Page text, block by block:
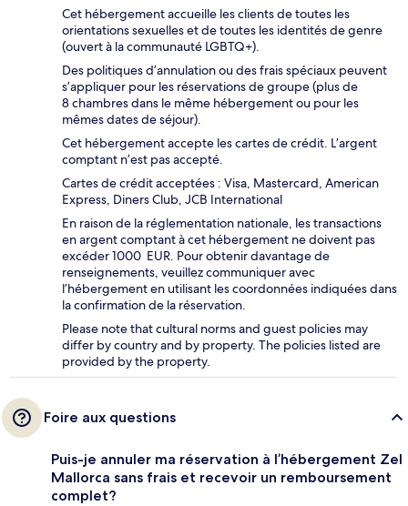
Cet hébergement accueille les clients de toutes les
orientations sexuelles et de toutes les identités de genre
(ouvert à la communauté LGBTQ+).
Des politiques d’annulation ou des frais spéciaux peuvent
s’appliquer pour les réservations de groupe (plus de
8 chambres dans le même hébergement ou pour les
mêmes dates de séjour).
Cet hébergement accepte les cartes de crédit. L’argent
comptant n’est pas accepté.
Cartes de crédit acceptées : Visa, Mastercard, American
Express, Diners Club, JCB International
En raison de la réglementation nationale, les transactions
en argent comptant à cet hébergement ne doivent pas
excéder 1000 EUR. Pour obtenir davantage de
renseignements, veuillez communiquer avec
l’hébergement en utilisant les coordonnées indiquées dans
la confirmation de la réservation.
Please note that cultural norms and guest policies may
differ by country and by property. The policies listed are
provided by the property.
Foire aux questions
Puis-je annuler ma réservation à l’hébergement Zel
Mallorca sans frais et recevoir un remboursement
complet?